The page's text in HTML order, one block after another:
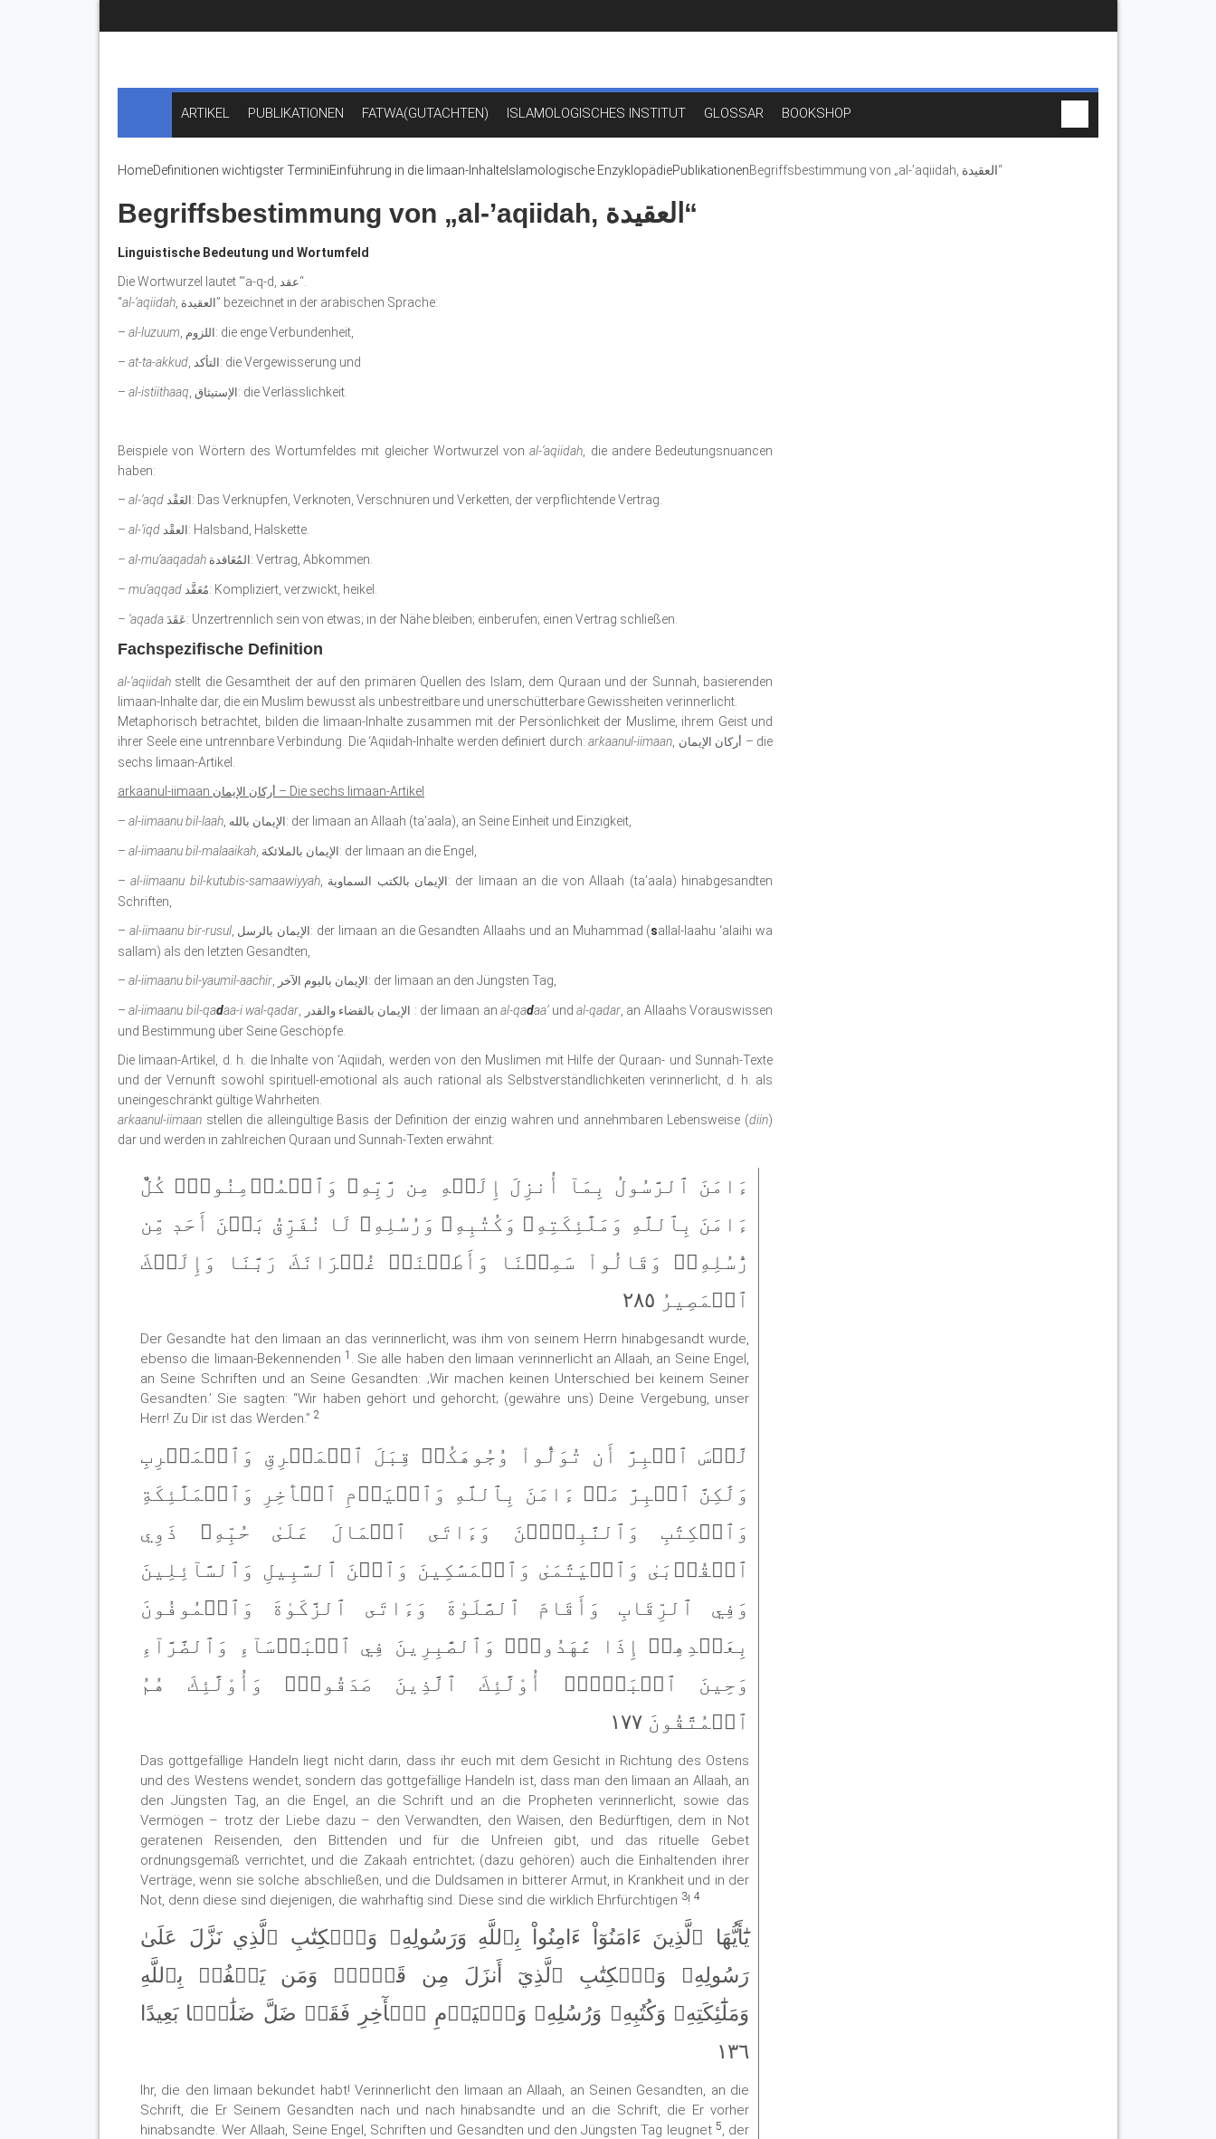
ARTIKEL PUBLIKATIONEN FATWA(GUTACHTEN) ISLAMOLOGISCHES INSTITUT GLOSSAR BOOKSHOP
HomeDefinitionen wichtigster TerminiEinführung in die Iimaan-Inhalte Islamologische EnzyklopädiePublikationen Begriffsbestimmung von „al-’aqiidah, العقيدة“
Begriffsbestimmung von „al-’aqiidah, العقيدة“
Linguistische Bedeutung und Wortumfeld
Die Wortwurzel lautet “‘a-q-d, عقد“.
“al-‘aqiidah العقيدة ” bezeichnet in der arabischen Sprache:
– al-luzuum اللزوم : die enge Verbundenheit,
– at-ta-akkud التأكد : die Vergewisserung und
– al-istiithaaq الإستيثاق : die Verlässlichkeit.
Beispiele von Wörtern des Wortumfeldes mit gleicher Wortwurzel vonal-‘aqiidah , die andere Bedeutungsnuancen
haben:
– al-‘aqd العَقْد : Das Verknüpfen, Verknoten, Verschnüren und Verketten, der verpflichtende Vertrag.
– al-‘iqd العقْد : Halsband, Halskette.
– al-mu’aaqadah المُعَاقدة : Vertrag, Abkommen.
– mu’aqqad مُعَقَّد: Kompliziert, verzwickt, heikel.
– ‘aqada عَقَدَ: Unzertrennlich sein von etwas; in der Nähe bleiben; einberufen; einen Vertrag schließen.
Fachspezifische Definition
al-‘aqiidah stellt die Gesamtheit der auf den primären Quellen des Islam, dem Quraan und der Sunnah, basierenden
Iimaan-Inhalte dar, die ein Muslim bewusst als unbestreitbare und unerschütterbare Gewissheiten verinnerlicht.
Metaphorisch betrachtet, bilden die Iimaan-Inhalte zusammen mit der Persönlichkeit der Muslime, ihrem Geist und
ihrer Seele eine untrennbare Verbindung. Die ‘Aqiidah-Inhalte werden definiert durch: arkaanul-iimaan أركان الإيمان – die
sechs Iimaan-Artikel.
arkaanul-iimaan
– Die sechs Iimaan-Artikel
– al-iimaanu bil-laah الإيمان بالله : der Iimaan an Allaah (ta’aala), an Seine Einheit und Einzigkeit,
– al-iimaanu bil-malaaikah الإيمان بالملائكة : der Iimaan an die Engel,
–al-iimaanu bil-kutubis-samaawiyyah, الإيمان بالكتب السماوية : der Iimaan an die von Allaah (ta’aala) hinabgesandten
Schriften,
– al-iimaanu bir-rusul, الإيمان بالرسل : der Iimaan an die Gesandten Allaahs und an Muhammad (sallal-laahu ‘alaihi wa
sallam) als den letzten Gesandten,
– al-iimaanu bil-yaumil-aachir الإيمان باليوم الآخر : der Iimaan an den Jüngsten Tag,
–al-iimaanu bil-qadaa-i wal-qadar : der Iimaan anal-qadaa’und al-qadar, an Allaahs Vorauswissen
und Bestimmung über Seine Geschöpfe.
Die Iimaan-Artikel, d. h. die Inhalte von ‘Aqiidah, werden von den Muslimen mit Hilfe der Quraan- und Sunnah-Texte
und der Vernunft sowohl spirituell-emotional als auch rational als Selbstverständlichkeiten verinnerlicht, d. h. als
uneingeschränkt gültige Wahrheiten.
arkaanul-iimaan stellen die alleingültige Basis der Definition der einzig wahren und annehmbaren Lebensweise (diin)
dar und werden in zahlreichen Quraan und Sunnah-Texten erwähnt:
ءَامَنَ ٱلرَّسُولُ بِمَآ أُنزِلَ إِلَيۡهِ مِن رَّبِّهِۦ وَٱلۡمُؤۡمِنُونَۚ كُلٌّ
ءَامَنَ بِٱللَّهِ وَمَلَٰٓئِكَتِهِۦ وَكُتُبِهِۦ وَرُسُلِهِۦ لَا نُفَرِّقُ بَيۡنَ أَحَدٖ مِّن
رُّسُلِهِۦۚ وَقَالُواْ سَمِعۡنَا وَأَطَعۡنَاۖ غُفۡرَانَكَ رَبَّنَا وَإِلَيۡكَ
ٱلۡمَصِيرُ ٢٨٥
Der Gesandte hat den Iimaan an das verinnerlicht, was ihm von seinem Herrn hinabgesandt wurde,
ebenso die Iimaan-Bekennenden 1 . Sie alle haben den Iimaan verinnerlicht an Allaah, an Seine Engel,
an Seine Schriften und an Seine Gesandten: ‚Wir machen keinen Unterschied bei keinem Seiner
Gesandten.’ Sie sagten: “Wir haben gehört und gehorcht; (gewähre uns) Deine Vergebung, unser
Herr! Zu Dir ist das Werden.” 2
لَّيۡسَ ٱلۡبِرَّ أَن تُوَلُّواْ وُجُوهَكُمۡ قِبَلَ ٱلۡمَشۡرِقِ وَٱلۡمَغۡرِبِ
وَلَٰكِنَّ ٱلۡبِرَّ مَنۡ ءَامَنَ بِٱللَّهِ وَٱلۡيَوۡمِ ٱلۡأٓخِرِ وَٱلۡمَلَٰٓئِكَةِ
وَٱلۡكِتَٰبِ وَٱلنَّبِيِّ‍ۧنَ وَءَاتَى ٱلۡمَالَ عَلَىٰ حُبِّهِۦ ذَوِي
ٱلۡقُرۡبَىٰ وَٱلۡيَتَٰمَىٰ وَٱلۡمَسَٰكِينَ وَٱبۡنَ ٱلسَّبِيلِ وَٱلسَّآئِلِينَ
وَفِي ٱلرِّقَابِ وَأَقَامَ ٱلصَّلَوٰةَ وَءَاتَى ٱلزَّكَوٰةَ وَٱلۡمُوفُونَ
بِعَهۡدِهِمۡ إِذَا عَٰهَدُواْۖ وَٱلصَّٰبِرِينَ فِي ٱلۡبَأۡسَآءِ وَٱلضَّرَّآءِ
وَحِينَ ٱلۡبَأۡسِۗ أُوْلَٰٓئِكَ ٱلَّذِينَ صَدَقُواْۖ وَأُوْلَٰٓئِكَ هُمُ
ٱلۡمُتَّقُونَ ١٧٧
Das gottgefällige Handeln liegt nicht darin, dass ihr euch mit dem Gesicht in Richtung des Ostens
und des Westens wendet, sondern das gottgefällige Handeln ist, dass man den Iimaan an Allaah, an
den Jüngsten Tag, an die Engel, an die Schrift und an die Propheten verinnerlicht, sowie das
Vermögen – trotz der Liebe dazu – den Verwandten, den Waisen, den Bedürftigen, dem in Not
geratenen Reisenden, den Bittenden und für die Unfreien gibt, und das rituelle Gebet
ordnungsgemäß verrichtet, und die Zakaah entrichtet; (dazu gehören) auch die Einhaltenden ihrer
Verträge, wenn sie solche abschließen, und die Duldsamen in bitterer Armut, in Krankheit und in der
Not, denn diese sind diejenigen, die wahrhaftig sind. Diese sind die wirklich Ehrfürchtigen 3! 4
يَٰٓأَيُّهَا ٱلَّذِينَ ءَامَنُوٓاْ ءَامِنُواْ بِٱللَّهِ وَرَسُولِهِۦ وَٱلۡكِتَٰبِ ٱلَّذِي نَزَّلَ عَلَىٰ
رَسُولِهِۦ وَٱلۡكِتَٰبِ ٱلَّذِيٓ أَنزَلَ مِن قَبۡلُۚ وَمَن يَكۡفُرۡ بِٱللَّهِ
وَمَلَٰٓئِكَتِهِۦ وَكُتُبِهِۦ وَرُسُلِهِۦ وَٱلۡيَوۡمِ ٱلۡأٓخِرِ فَقَدۡ ضَلَّ ضَلَٰلَۢا بَعِيدًا
١٣٦
Ihr, die den Iimaan bekundet habt! Verinnerlicht den Iimaan an Allaah, an Seinen Gesandten, an die
Schrift, die Er Seinem Gesandten nach und nach hinabsandte und an die Schrift, die Er vorher
hinabsandte. Wer Allaah, Seine Engel, Schriften und Gesandten und den Jüngsten Tag leugnet 5, der